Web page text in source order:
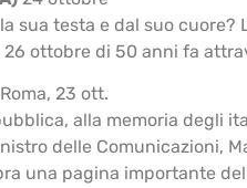
testa e dal suo cuore?
ottobre di 50 anni fa
23 ott.
alla memoria degli
delle Comunicazioni,
una pagina importante